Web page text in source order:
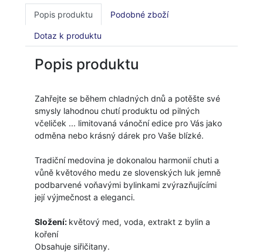
Popis produktu Podobné zboží
Dotaz k produktu
Popis produktu
Zahřejte se během chladných dnů a potěšte své
smysly lahodnou chutí produktu od pilných
včeliček ... limitovaná vánoční edice pro Vás jako
odměna nebo krásný dárek pro Vaše blízké.
Tradiční medovina je dokonalou harmonií chuti a
vůně květového medu ze slovenských luk jemně
podbarvené voňavými bylinkami zvýrazňujícími
její výjmečnost a eleganci.
Složení: květový med, voda, extrakt z bylin a
koření
Obsahuje siřičitany.